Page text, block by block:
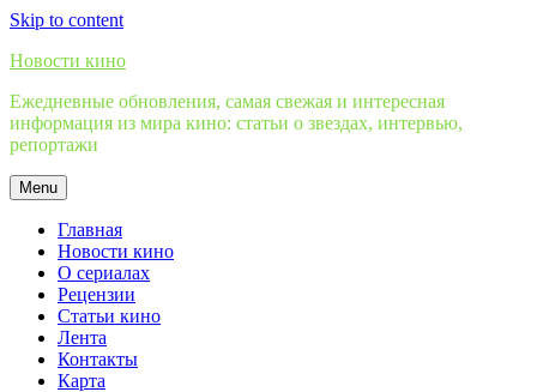
Skip to content
Новости кино
Ежедневные обновления, самая свежая и интересная
информация из мира кино: статьи о звездах, интервью,
репортажи
Menu
Главная
Новости кино
О сериалах
Рецензии
Статьи кино
Лента
Контакты
Карта